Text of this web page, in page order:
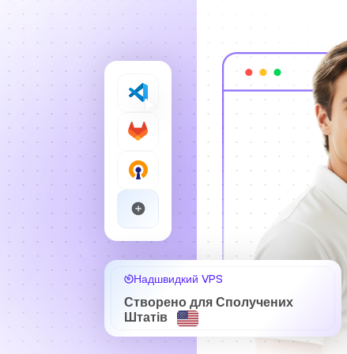
Надшвидкий VPS
Створено для Сполучених
Штатів